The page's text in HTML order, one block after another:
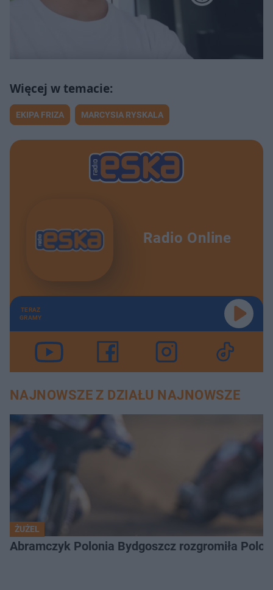
EKIPA FRIZA MARCYSIA RYSKALA
Radio Online
TERAZ
GRAMY
NAJNOWSZE Z DZIAŁU NAJNOWSZE
ŻUŻEL
Abramczyk Polonia Bydgoszcz rozgromiła